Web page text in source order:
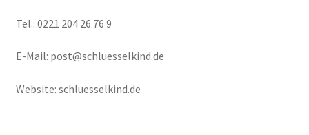
Tel.: 0221 204 26 76 9
E-Mail: post@schluesselkind.de
Website: schluesselkind.de